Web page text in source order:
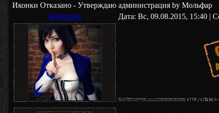
Иконки Отказано - Утверждаю администрация by Мольфар
Hardtmuth
Дата: Вс, 09.08.2015, 15:40 |